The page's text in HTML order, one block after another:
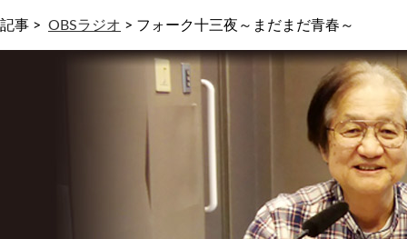
記事 > OBSラジオ > フォーク十三夜～まだまだ青春～